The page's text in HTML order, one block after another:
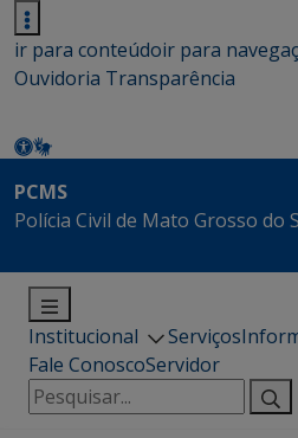
ir para conteúdoir para
Ouvidoria Transparência
PCMS
Polícia Civil de Mato Grosso do
Institucional Serviços
Fale ConoscoServidor
Pesquisar
por: